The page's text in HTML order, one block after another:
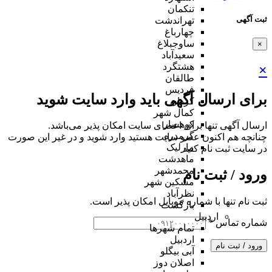
ثبت آگهی
×
×
برای ارسال آگهی باید وارد سایت شوید
ارسال آگهی تنها برای اعضای سایت امکان پذیر می‌باشد.
چنانچه هم‌ اکنون عضو سایت هستید وارد شوید و در غیر این صورت
در سایت ثبت نام کنید
ورود / ثبت نام
ثبت نام تنها با شماره موبایل امکان پذیر است.
شماره تماس*
ورود / ثبت نام
تنکمان
تهراندشت
چهارباغ
ساوجبلاغ
سعیدآباد
هشتگرد
طالقان
فردیس
کردان
کمال شهر
کوهسار
گرمدره
مارلیک
ماهدشت
محمدشهر
مشکین شهر
نظرآباد
بازگشت
اردبیل
تمام شهر‌ها
اردبیل
آبی بیگلو
اصلان دوز